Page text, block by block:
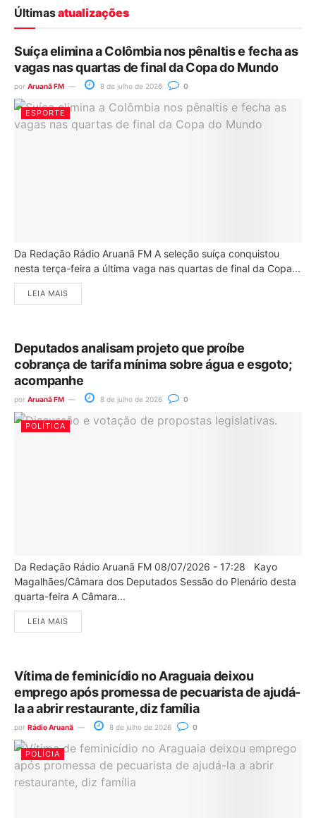
Últimasatualizações
Suíça elimina a Colômbia nos pênaltis e fecha as
vagas nas quartas de final da Copa do Mundo
por Aruanã FM 8 de julho de 2026 0
ESPORTE
Da Redação Rádio Aruanã FM A seleção suíça conquistou
nesta terça-feira a última vaga nas quartas de final da Copa...
LEIA MAIS
Deputados analisam projeto que proíbe
cobrança de tarifa mínima sobre água e esgoto;
acompanhe
por Aruanã FM 8 de julho de 2026 0
POLÍTICA
Da Redação Rádio Aruanã FM 08/07/2026 - 17:28 Kayo
Magalhães/Câmara dos Deputados Sessão do Plenário desta
quarta-feira A Câmara...
LEIA MAIS
Vítima de feminicídio no Araguaia deixou
emprego após promessa de pecuarista de ajudá-
la a abrir restaurante, diz família
por Rádio Aruanã 8 de julho de 2026 0
POLÍCIA